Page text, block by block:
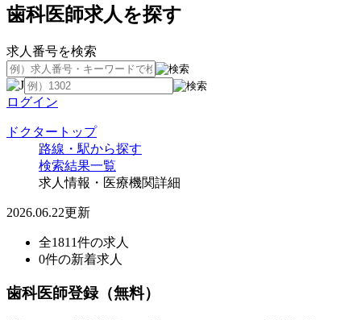
歯科医師求人を探す
求人番号を検索
ログイン
ドクタートップ
路線・駅から探す
検索結果一覧
求人情報・医療機関詳細
2026.06.22更新
全1811件の求人
0件の新着求人
歯科医師登録（無料）